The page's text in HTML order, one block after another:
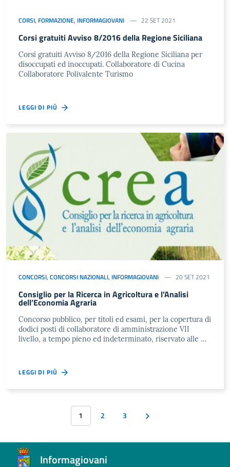
CORSI, FORMAZIONE, INFORMAGIOVANI 22 SET 2021
Corsi gratuiti Avviso 8/2016 della Regione Siciliana
Corsi gratuiti Avviso 8/2016 della Regione Siciliana per
disoccupati ed inoccupati. Collaboratore di Cucina
Collaboratore Polivalente Turismo
LEGGI DI PIÙ
CONCORSI, CONCORSI NAZIONALI, INFORMAGIOVANI 20 SET 2021
Consiglio per la Ricerca in Agricoltura e l’Analisi
dell’Economia Agraria
Concorso pubblico, per titoli ed esami, per la copertura di
dodici posti di collaboratore di amministrazione VII
livello, a tempo pieno ed indeterminato, riservato alle …
LEGGI DI PIÙ
1 2 3
Informagiovani